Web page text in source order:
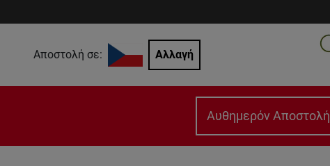
Αποστολή σε: Αλλαγή
Αυθημερόν Αποστολή